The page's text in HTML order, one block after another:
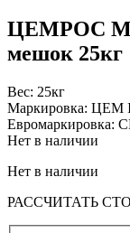
ЦЕМРОС
мешок 25кг
Вес: 25кг
Маркировка: ЦЕМ
Евромаркировка:
Нет в наличии
Нет в наличии
РАССЧИТАТЬ